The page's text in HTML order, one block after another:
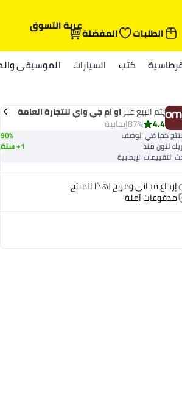
الطلبات المفضلةعربة التسوق
كتب السيارات الموسيقى
يتم البيع عبر او ام جي واي للتجارة العامة
ش.ذ.م.م
4.4
87%إيجابية
كما في الوصف 90%
لنون منذ 1+ سنة
التقييمات الإيجابية
إرجاع مجاني ومريح لهذا المنتج
مدفوعات آمنة